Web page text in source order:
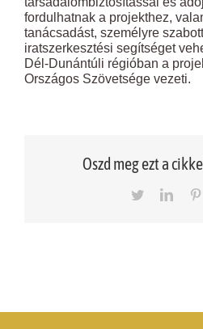
fordulhatnak a projekthez,
tanácsadást, személyre
iratszerkesztési segítséget
Dél-Dunántúli régióban a
Országos Szövetsége vezeti.
Oszd meg ezt a
Twitter